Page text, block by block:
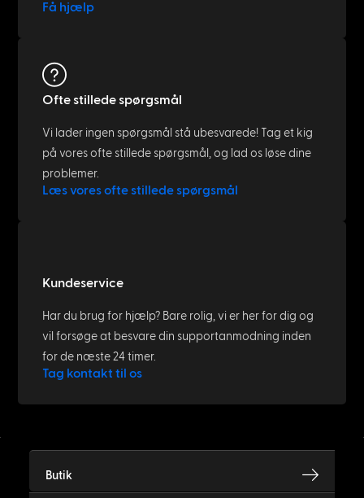
Få hjælp
Ofte stillede spørgsmål
Vi lader ingen spørgsmål stå ubesvarede! Tag et kig
på vores ofte stillede spørgsmål, og lad os løse dine
problemer.
Læs vores ofte stillede spørgsmål
Kundeservice
Har du brug for hjælp? Bare rolig, vi er her for dig og
vil forsøge at besvare din supportanmodning inden
for de næste 24 timer.
Tag kontakt til os
Butik